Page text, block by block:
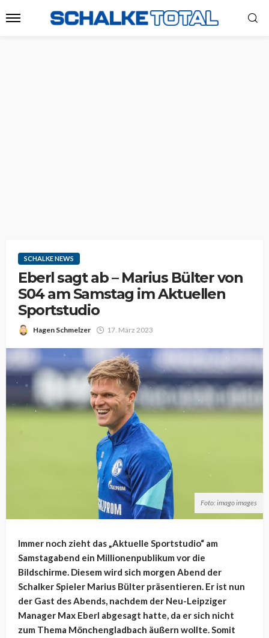
SCHALKE NEWS
Eberl sagt ab – Marius Bülter von
S04 am Samstag im Aktuellen
Sportstudio
Hagen Schmelzer 17. März 2023
Foto: imago images
Immer noch zieht das „Aktuelle Sportstudio“ am
Samstagabend ein Millionenpublikum vor die
Bildschirme. Diesem wird sich morgen Abend der
Schalker Spieler Marius Bülter präsentieren. Er ist nun
der Gast des Abends, nachdem der Neu-Leipziger
Manager Max Eberl abgesagt hatte, da er sich nicht
zum Thema Mönchengladbach äußern wollte. Somit